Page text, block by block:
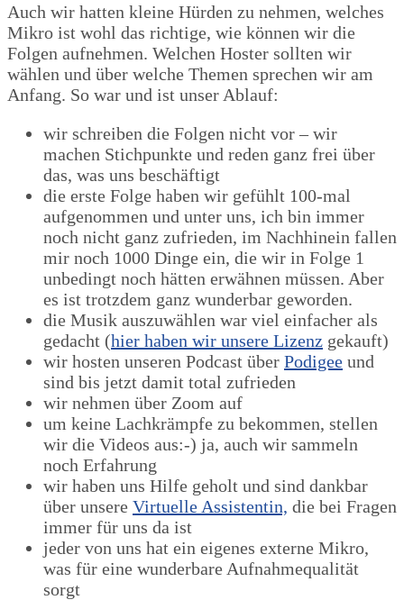
Auch wir hatten kleine Hürden zu nehmen, welches
Mikro ist wohl das richtige, wie können wir die
Folgen aufnehmen. Welchen Hoster sollten wir
wählen und über welche Themen sprechen wir am
Anfang. So war und ist unser Ablauf:
wir schreiben die Folgen nicht vor – wir
machen Stichpunkte und reden ganz frei über
das, was uns beschäftigt
die erste Folge haben wir gefühlt 100-mal
aufgenommen und unter uns, ich bin immer
noch nicht ganz zufrieden, im Nachhinein fallen
mir noch 1000 Dinge ein, die wir in Folge 1
unbedingt noch hätten erwähnen müssen. Aber
es ist trotzdem ganz wunderbar geworden.
die Musik auszuwählen war viel einfacher als
gedacht (hier haben wir unsere Lizenz gekauft)
wir hosten unseren Podcast über Podigee und
sind bis jetzt damit total zufrieden
wir nehmen über Zoom auf
um keine Lachkrämpfe zu bekommen, stellen
wir die Videos aus:-) ja, auch wir sammeln
noch Erfahrung
wir haben uns Hilfe geholt und sind dankbar
über unsere Virtuelle Assistentin, die bei Fragen
immer für uns da ist
jeder von uns hat ein eigenes externe Mikro,
was für eine wunderbare Aufnahmequalität
sorgt